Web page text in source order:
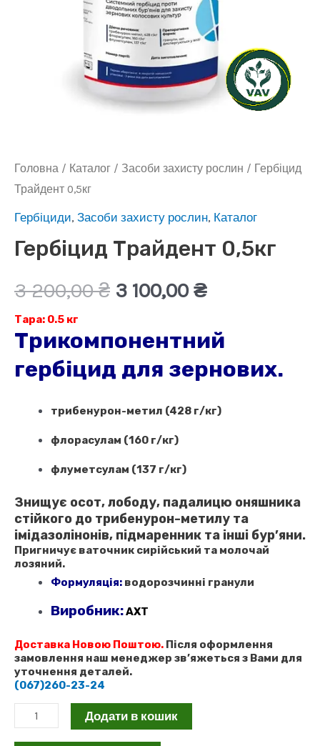
Головна / Каталог / Засоби захисту рослин / Гербіцид
Трайдент 0,5кг
Гербіциди, Засоби захисту рослин, Каталог
Гербіцид Трайдент 0,5кг
3 200,00₴ Оригінальна
3
200,00 ₴.
3 100,00₴Поточна
ціна:
3
100,00 ₴.
Тара: 0.5 кг
Трикомпонентний
гербіцид для зернових.
трибенурон-метил (428 г/кг)
флорасулам (160 г/кг)
флуметсулам (137 г/кг)
Знищує осот, лободу, падалицю оняшника
стійкого до трибенурон-метилу та
імідазолінонів, підмаренник та інші бур’яни.
Пригничує ваточник сирійський та молочай
лозяний.
Формуляція: водорозчинні гранули
Виробник:АХТ
Доставка Новою Поштою. Після оформлення
замовлення наш менеджер зв’яжеться з Вами для
уточнення деталей.
(067)260-23-24
Гербіцид
Додати в кошик